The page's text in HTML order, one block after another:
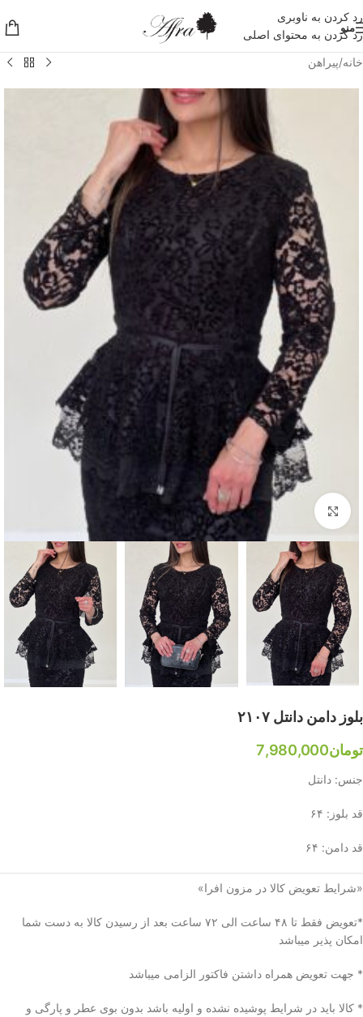
رد کردن به ناوبری
رد کردن به محتوای اصلی
منو
خانه/پیراهن
بزرگنمایی تصویر
بلوز دامن دانتل ۲۱۰۷
تومان7,980,000
جنس: دانتل
قد بلوز: ۶۴
قد دامن: ۶۴
«شرایط تعویض کالا در مزون افرا»
*تعویض فقط تا ۴۸ ساعت الی ۷۲ ساعت بعد از رسیدن کالا به دست شما
امکان پذیر میباشد
* جهت تعویض همراه داشتن فاکتور الزامی میباشد
* کالا باید در شرایط پوشیده نشده و اولیه باشد بدون بوی عطر و پارگی و